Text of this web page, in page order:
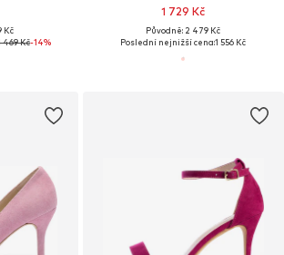
Kč
469 Kč-14%
1 729 Kč
Původně: 2 479 Kč
Poslední nejnižší cena:1 556 Kč